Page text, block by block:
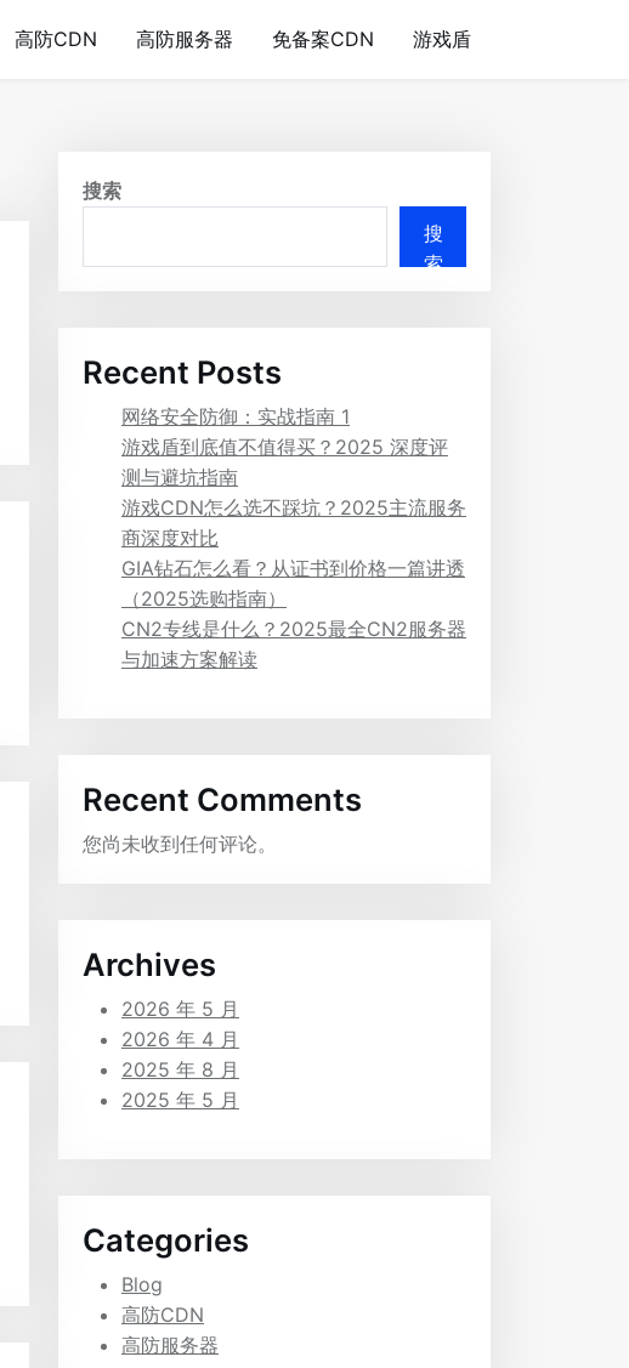
高防CDN 高防服务器 免备案CDN 游戏盾
搜索
搜
索
Recent Posts
网络安全防御：实战指南 1
游戏盾到底值不值得买？2025 深度评
测与避坑指南
游戏CDN怎么选不踩坑？2025主流服务
商深度对比
GIA钻石怎么看？从证书到价格一篇讲透
（2025选购指南）
CN2专线是什么？2025最全CN2服务器
与加速方案解读
Recent Comments
您尚未收到任何评论。
Archives
2026 年 5 月
2026 年 4 月
2025 年 8 月
2025 年 5 月
Categories
Blog
高防CDN
高防服务器